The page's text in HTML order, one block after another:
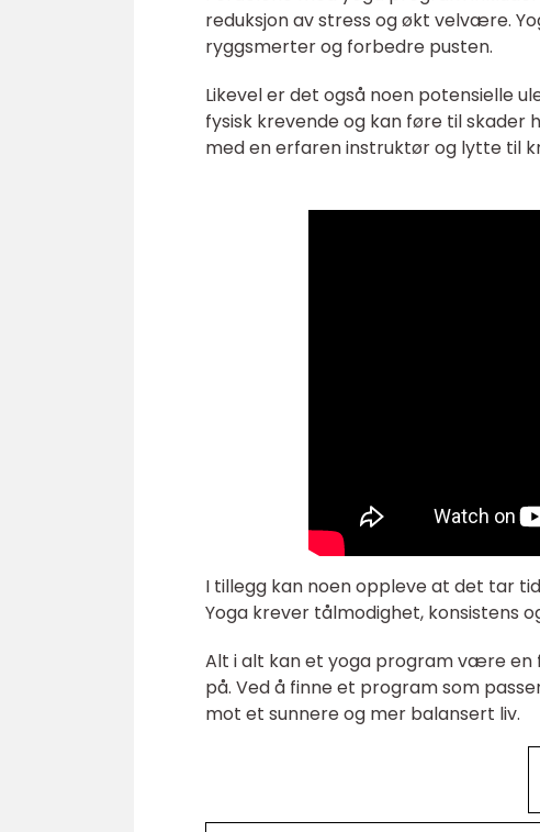
reduksjon av stress og økt velvære.
ryggsmerter og forbedre pusten.
Likevel er det også noen potensielle
fysisk krevende og kan føre til skader
med en erfaren instruktør og lytte til
I tillegg kan noen oppleve at det tar
Yoga krever tålmodighet, konsistens
Alt i alt kan et yoga program være en
på. Ved å finne et program som
mot et sunnere og mer balansert liv.